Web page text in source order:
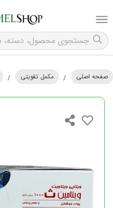
صفحه اصلی / مکمل تقویتی /